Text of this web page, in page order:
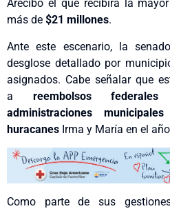
Arecibo el que recibirá la
más de $21 millones.
Ante este escenario, la
desglose detallado por
asignados. Cabe señalar que
a reembolsos
administraciones
huracanes Irma y María en el
Como parte de sus